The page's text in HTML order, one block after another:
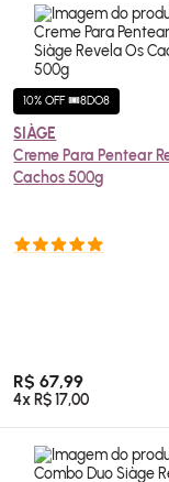
10% OFF 🎟️8DO8
SIÀGE
Creme Para Pentear
Cachos 500g
R$ 67,99
4x R$ 17,00